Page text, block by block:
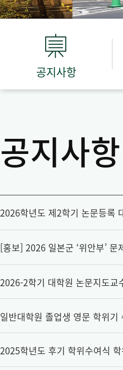
공지사항
공지사항
2026학년도 제2학기 논문등록
[홍보] 2026 일본군 ‘위안부’
2026-2학기 대학원 논문지도
일반대학원 졸업생 영문 학위
2025학년도 후기 학위수여식